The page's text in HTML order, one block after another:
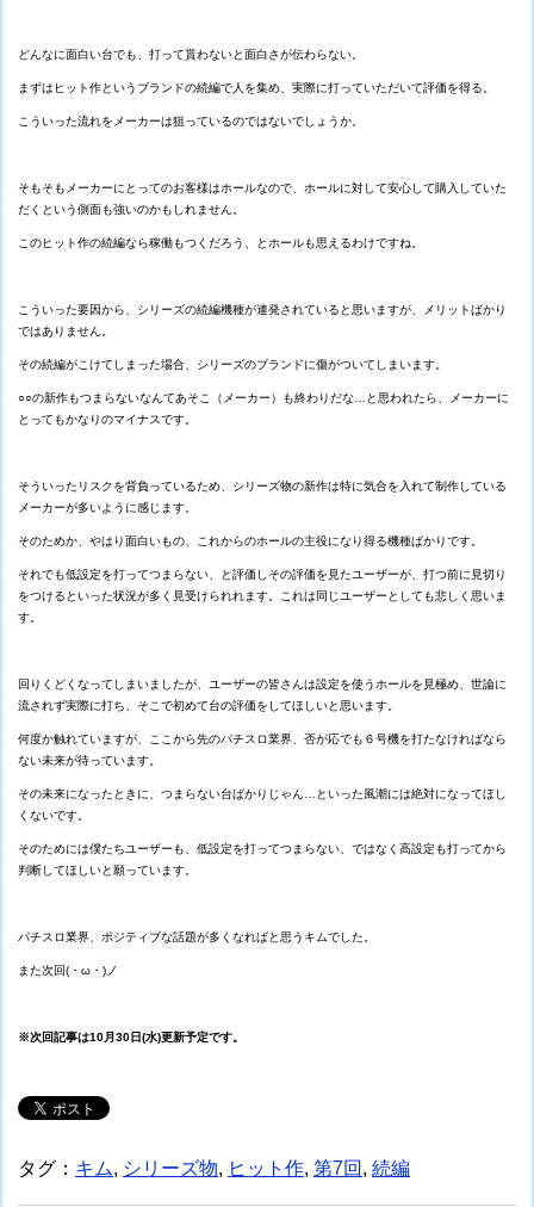
どんなに面白い台でも、打って貰わないと面白さが伝わらない。
まずはヒット作というブランドの続編で人を集め、実際に打っていただいて評価を得る。
こういった流れをメーカーは狙っているのではないでしょうか。
そもそもメーカーにとってのお客様はホールなので、ホールに対して安心して購入していた
だくという側面も強いのかもしれません。
このヒット作の続編なら稼働もつくだろう、とホールも思えるわけですね。
こういった要因から、シリーズの続編機種が連発されていると思いますが、メリットばかり
ではありません。
その続編がこけてしまった場合、シリーズのブランドに傷がついてしまいます。
○○の新作もつまらないなんてあそこ（メーカー）も終わりだな…と思われたら、メーカーに
とってもかなりのマイナスです。
そういったリスクを背負っているため、シリーズ物の新作は特に気合を入れて制作している
メーカーが多いように感じます。
そのためか、やはり面白いもの、これからのホールの主役になり得る機種ばかりです。
それでも低設定を打ってつまらない、と評価しその評価を見たユーザーが、打つ前に見切り
をつけるといった状況が多く見受けられれます。これは同じユーザーとしても悲しく思いま
す。
回りくどくなってしまいましたが、ユーザーの皆さんは設定を使うホールを見極め、世論に
流されず実際に打ち、そこで初めて台の評価をしてほしいと思います。
何度か触れていますが、ここから先のパチスロ業界、否が応でも６号機を打たなければなら
ない未来が待っています。
その未来になったときに、つまらない台ばかりじゃん…といった風潮には絶対になってほし
くないです。
そのためには僕たちユーザーも、低設定を打ってつまらない、ではなく高設定も打ってから
判断してほしいと願っています。
パチスロ業界、ポジティブな話題が多くなればと思うキムでした。
また次回(・ω・)ノ
※次回記事は10月30日(水)更新予定です。
タグ： キム, シリーズ物, ヒット作, 第7回 , 続編